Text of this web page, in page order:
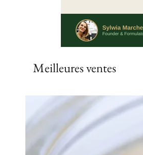
Meilleures ventes